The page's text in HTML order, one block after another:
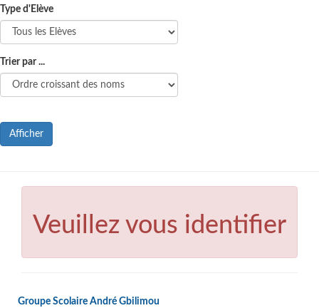
Type d'Elève
Trier par ...
Afficher
Veuillez vous identifier
Groupe Scolaire André Gbilimou